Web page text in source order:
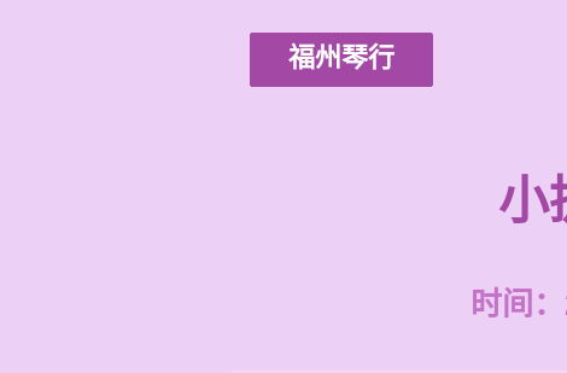
福州琴行
小
时间